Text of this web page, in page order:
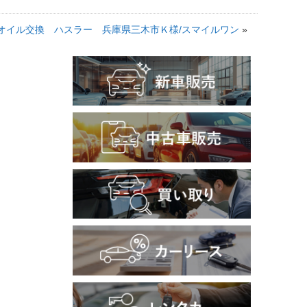
イル交換 ハスラー 兵庫県三木市Ｋ様/スマイルワン »